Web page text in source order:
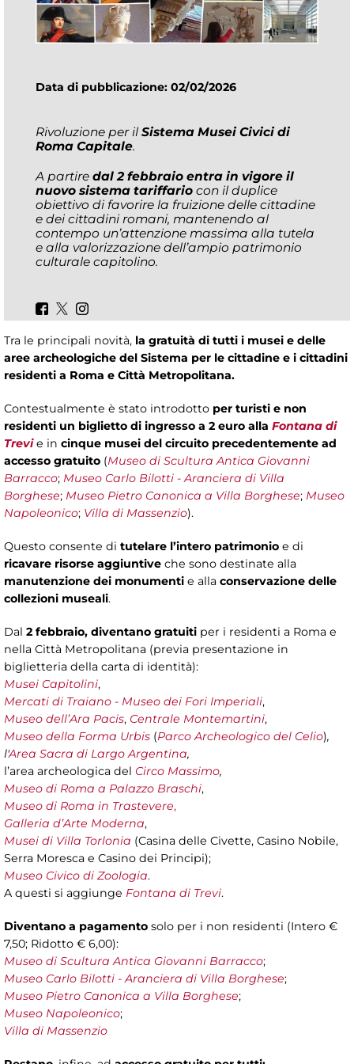
Data di pubblicazione: 02/02/2026
Rivoluzione per il Sistema Musei Civici di
Roma Capitale.
A partire dal2 febbraio entra in vigore il
nuovo sistema tariffario con il duplice
obiettivo di favorire la fruizione delle cittadine
e dei cittadini romani, mantenendo al
contempo un’attenzione massima alla tutela
e alla valorizzazione dell’ampio patrimonio
culturale capitolino.
Tra le principali novità, la gratuità di tutti i musei e delle
aree archeologiche del Sistema per le cittadine e i cittadini
residenti a Roma e Città Metropolitana.
Contestualmente è stato introdotto per turisti e non
residenti un biglietto di ingresso a 2 euro alla Fontana di
Trevi e in cinque musei del circuito precedentemente ad
accesso gratuito (Museo di Scultura Antica Giovanni
Barracco; Museo Carlo Bilotti - Aranciera di Villa
Borghese; Museo Pietro Canonica a Villa Borghese; Museo
Napoleonico; Villa di Massenzio).
Questo consente di tutelare l’intero patrimonio e di
ricavare risorse aggiuntive che sono destinate alla
manutenzione dei monumenti e alla conservazione delle
collezioni museali.
Dal 2 febbraio, diventano gratuiti per i residenti a Roma e
nella Città Metropolitana (previa presentazione in
biglietteria della carta di identità):
Musei Capitolini,
Mercati di Traiano - Museo dei Fori Imperiali,
Museo dell’Ara Pacis, Centrale Montemartini,
Museo della Forma Urbis (Parco Archeologico del Celio),
l'Area Sacra di Largo Argentina,
l’area archeologica del Circo Massimo,
Museo di Roma a Palazzo Braschi,
Museo di Roma in Trastevere,
Galleria d’Arte Moderna,
Musei di Villa Torlonia (Casina delle Civette, Casino Nobile,
Serra Moresca e Casino dei Principi);
Museo Civico di Zoologia.
A questi si aggiunge Fontana di Trevi.
Diventano a pagamento solo per i non residenti (Intero €
7,50; Ridotto € 6,00):
Museo di Scultura Antica Giovanni Barracco;
Museo Carlo Bilotti - Aranciera di Villa Borghese;
Museo Pietro Canonica a Villa Borghese;
Museo Napoleonico;
Villa di Massenzio